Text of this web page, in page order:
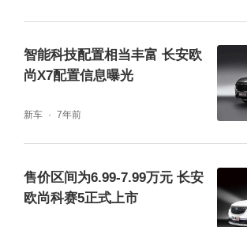
智能科技配置相当丰富 长安欧
尚X7配置信息曝光
新车 7年前
售价区间为6.99-7.99万元 长安
欧尚科赛5正式上市